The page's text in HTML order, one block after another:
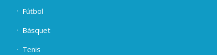
Fútbol
Básquet
Tenis